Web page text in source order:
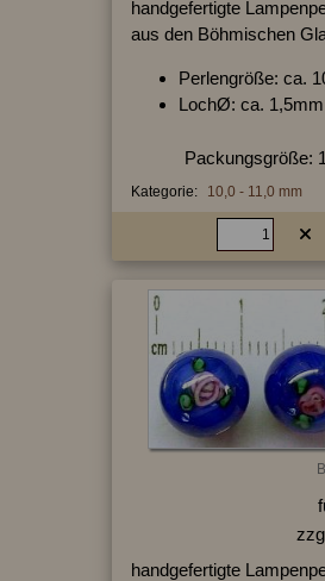
handgefertigte
aus den Böhmischen
Perlengröße: ca.
LochØ: ca. 1,5mm
Packungsgröße:
Kategorie: 10,0 - 11,0 mm
handgefertigte